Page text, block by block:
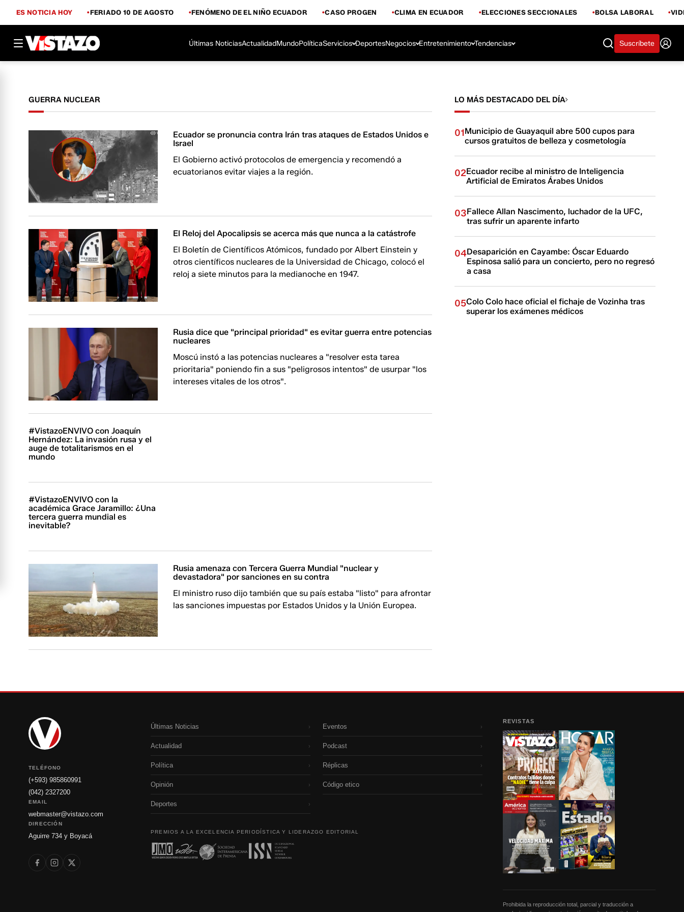
ES NOTICIA HOY FERIADO 10 DE AGOSTO FENÓMENO DE EL NIÑO ECUADOR CASO PROGEN CLIMA EN ECUADOR ELECCIONES SECCIONALES BOLSA LABORAL
Últimas NoticiasActualidadMundoPolíticaServicios DeportesNegocios Entretenimiento Tendencias Suscríbete
GUERRA NUCLEAR
Ecuador se pronuncia contra Irán tras ataques de Estados Unidos e
Israel
El Gobierno activó protocolos de emergencia y recomendó a
ecuatorianos evitar viajes a la región.
El Reloj del Apocalipsis se acerca más que nunca a la catástrofe
El Boletín de Científicos Atómicos, fundado por Albert Einstein y
otros científicos nucleares de la Universidad de Chicago, colocó el
reloj a siete minutos para la medianoche en 1947.
Rusia dice que "principal prioridad" es evitar guerra entre potencias
nucleares
Moscú instó a las potencias nucleares a "resolver esta tarea
prioritaria" poniendo fin a sus "peligrosos intentos" de usurpar "los
intereses vitales de los otros".
#VistazoENVIVO con Joaquín
Hernández: La invasión rusa y el
auge de totalitarismos en el
mundo
#VistazoENVIVO con la
académica Grace Jaramillo: ¿Una
tercera guerra mundial es
inevitable?
Rusia amenaza con Tercera Guerra Mundial "nuclear y
devastadora" por sanciones en su contra
El ministro ruso dijo también que su país estaba "listo" para afrontar
las sanciones impuestas por Estados Unidos y la Unión Europea.
LO MÁS DESTACADO DEL DÍA
01Municipio de Guayaquil abre 500 cupos para
cursos gratuitos de belleza y cosmetología
02Ecuador recibe al ministro de Inteligencia
Artificial de Emiratos Árabes Unidos
03Fallece Allan Nascimento, luchador de la UFC,
tras sufrir un aparente infarto
04Desaparición en Cayambe: Óscar Eduardo
Espinosa salió para un concierto, pero no regresó
a casa
05Colo Colo hace oficial el fichaje de Vozinha tras
superar los exámenes médicos
TELÉFONO
(+593) 985860991
(042) 2327200
EMAIL
webmaster@vistazo.com
DIRECCIÓN
Aguirre 734 y Boyacá
Últimas Noticias ›
Actualidad ›
Política ›
Opinión ›
Deportes ›
Eventos ›
Podcast ›
Réplicas ›
Código etico ›
PREMIOS A LA EXCELENCIA PERIODÍSTICA Y LIDERAZGO EDITORIAL
REVISTAS
Prohibida la reproducción total, parcial y traducción a